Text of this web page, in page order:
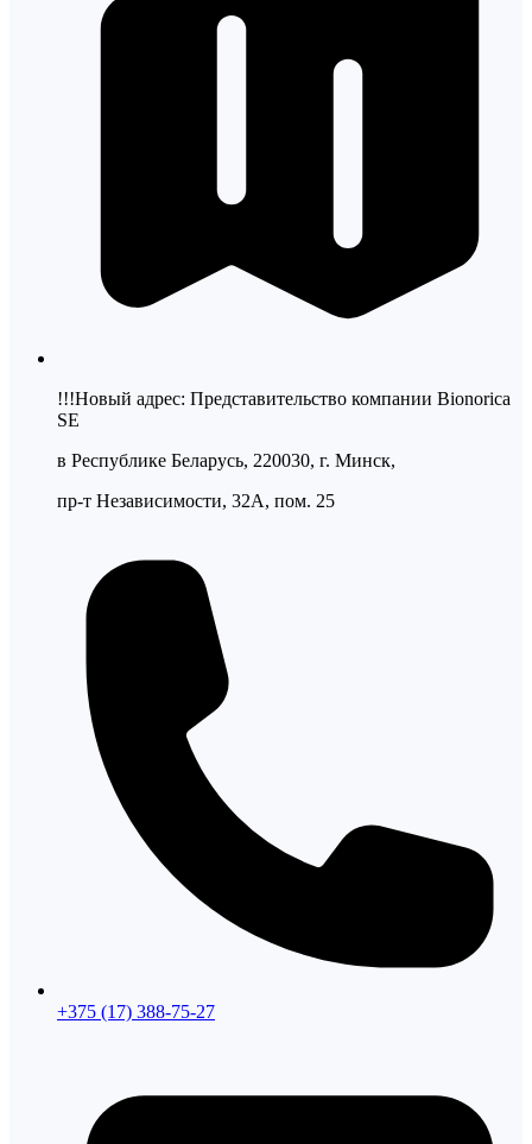
!!!Новый адрес: Представительство компании Bionorica
SE
в Республике Беларусь, 220030, г. Минск,
пр-т Независимости, 32А, пом. 25
+375 (17) 388-75-27